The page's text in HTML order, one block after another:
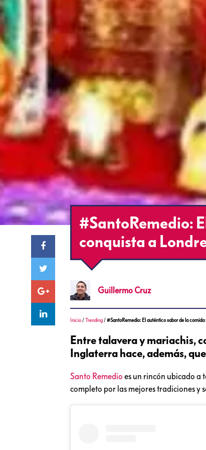
#SantoRemedio:
conquista a
Guillermo Cruz
Inicio /Trending /#SantoRemedio: El auténtico sabor de la
Entre talavera y mariachis,
Inglaterra hace, además,
Santo Remedio es un rincón ubicado a
completo por las mejores tradiciones y